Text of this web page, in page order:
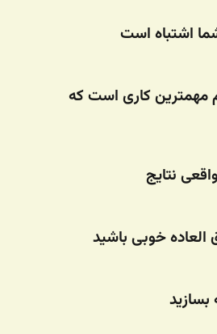
اشتباه است
مهمترین کاری است که
نتایج
العاده خوبی باشید